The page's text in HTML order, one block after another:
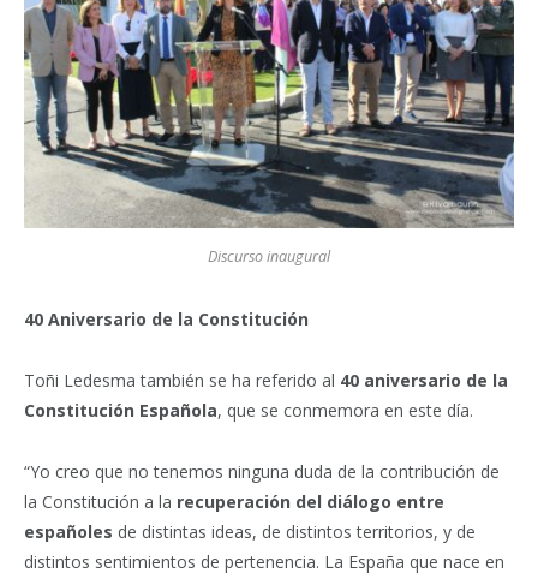
Discurso inaugural
40 Aniversario de la Constitución
Toñi Ledesma también se ha referido al 40 aniversario de la
Constitución Española, que se conmemora en este día.
“Yo creo que no tenemos ninguna duda de la contribución de
la Constitución a la recuperación del diálogo entre
españoles de distintas ideas, de distintos territorios, y de
distintos sentimientos de pertenencia. La España que nace en